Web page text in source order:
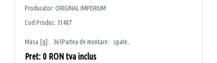
Producator: ORIGINAL IMPERIUM
Cod Produs: 31487
Masa [g]: 365Partea de montare: spate..
Pret: 0 RON tva inclus